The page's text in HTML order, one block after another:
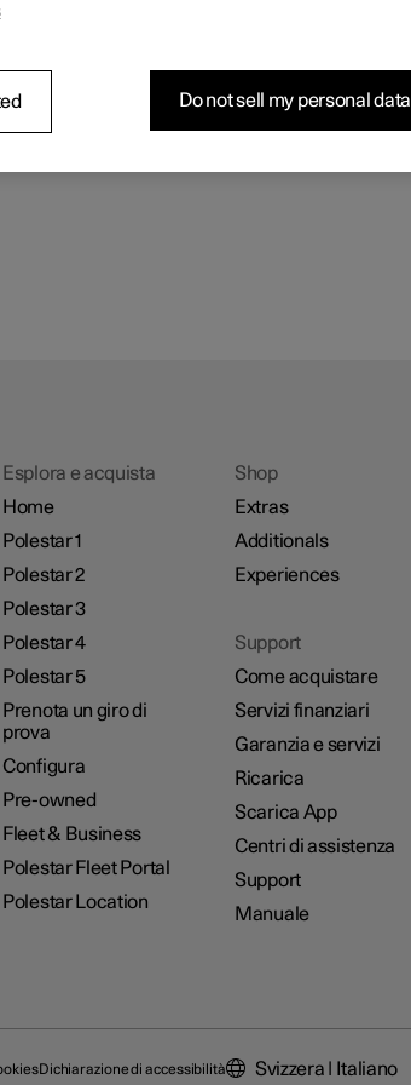
Esplora e acquista
Home
Polestar 1
Polestar 2
Polestar 3
Polestar 4
Polestar 5
Prenota un giro di
prova
Configura
Pre-owned
Fleet & Business
Polestar Fleet Portal
Polestar Location
Shop
Extras
Additionals
Experiences
Support
Come acquistare
Servizi finanziari
Garanzia e servizi
Ricarica
Scarica App
Centri di assistenza
Support
Manuale
Dichiarazione di accessibilità Svizzera | Italiano
Do not sell my personal data